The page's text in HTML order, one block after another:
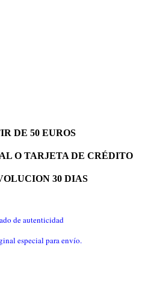
DE 50 EUROS
O TARJETA DE CRÉDITO
30 DIAS
de autenticidad
especial para envío.